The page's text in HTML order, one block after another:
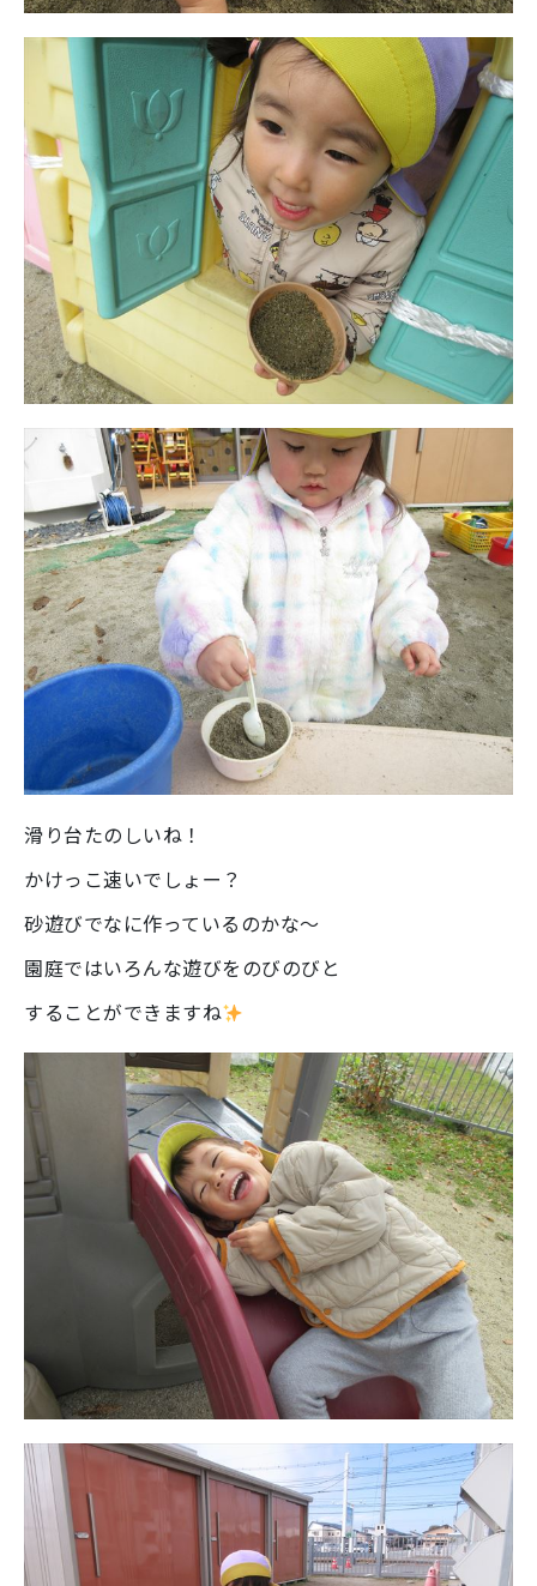
滑り台たのしいね！
かけっこ速いでしょー？
砂遊びでなに作っているのかな～
園庭ではいろんな遊びをのびのびと
することができますね